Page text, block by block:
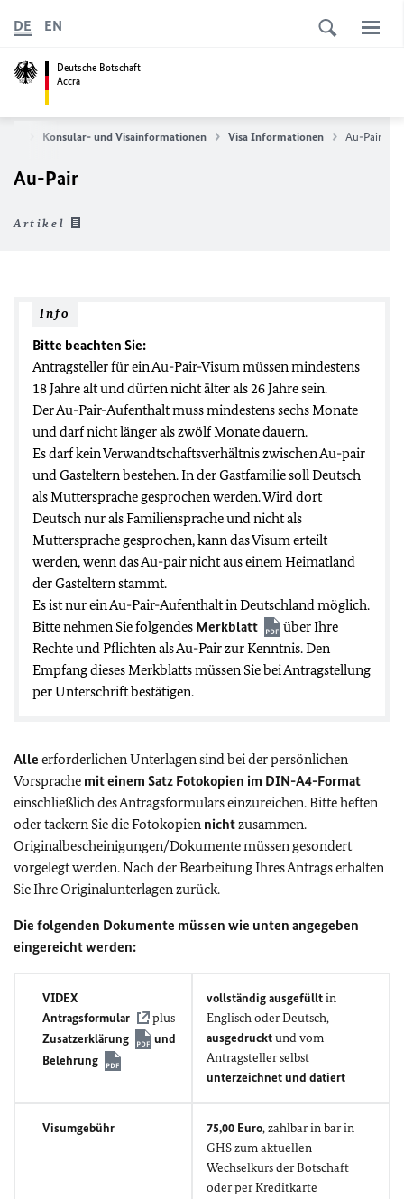
Deutsche Botschaft
Accra
DE EN
Konsular- und Visainformationen Visa Informationen Au-Pair
Au-Pair
Artikel
Info
Bitte beachten Sie:
Antragsteller für ein Au-Pair-Visum müssen mindestens
18 Jahre alt und dürfen nicht älter als 26 Jahre sein.
Der Au-Pair-Aufenthalt muss mindestens sechs Monate
und darf nicht länger als zwölf Monate dauern.
Es darf kein Verwandtschaftsverhältnis zwischen Au-pair
und Gasteltern bestehen. In der Gastfamilie soll Deutsch
als Muttersprache gesprochen werden. Wird dort
Deutsch nur als Familiensprache und nicht als
Muttersprache gesprochen, kann das Visum erteilt
werden, wenn das Au-pair nicht aus einem Heimatland
der Gasteltern stammt.
Es ist nur ein Au-Pair-Aufenthalt in Deutschland möglich.
Bitte nehmen Sie folgendes Merkblatt
über Ihre
Rechte und Pflichten als Au-Pair zur Kenntnis. Den
Empfang dieses Merkblatts müssen Sie bei Antragstellung
per Unterschrift bestätigen.
Alle erforderlichen Unterlagen sind bei der persönlichen
Vorsprache mit einem Satz Fotokopien im DIN-A4-Format
einschließlich des Antragsformulars einzureichen. Bitte heften
oder tackern Sie die Fotokopien nichtzusammen.
Originalbescheinigungen/Dokumente müssen gesondert
vorgelegt werden. Nach der Bearbeitung Ihres Antrags erhalten
Sie Ihre Originalunterlagen zurück.
Die folgenden Dokumente müssen wie unten angegeben
eingereicht werden:
VIDEX
Antragsformular
plus
Zusatzerklärung
und
Belehrung
vollständig ausgefülltin
Englisch oder Deutsch,
ausgedrucktund vom
Antragsteller selbst
unterzeichnet und datiert
Visumgebühr 75,00 Euro, zahlbar in bar in
GHS zum aktuellen
Wechselkurs der Botschaft
oder per Kreditkarte